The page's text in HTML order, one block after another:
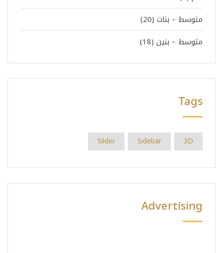
متوسط – بنات (20)
متوسط – بنين (18)
Tags
3D
Sidebar
Slider
Advertising